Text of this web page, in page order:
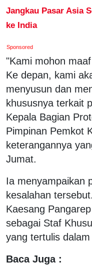
Jangkau Pasar Asia
ke India
Sponsored
"Kami mohon
Ke depan, kami
menyusun dan
khususnya terkait
Kepala Bagian
Pimpinan Pemkot
keterangannya
Jumat.
Ia menyampaikan
kesalahan
Kaesang
sebagai Staf
yang tertulis
Baca Juga :